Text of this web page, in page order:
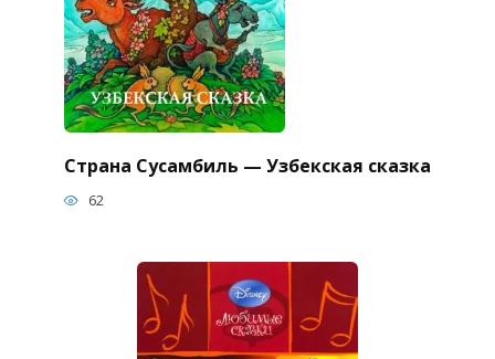
Страна Сусамбиль — Узбекская сказка
62